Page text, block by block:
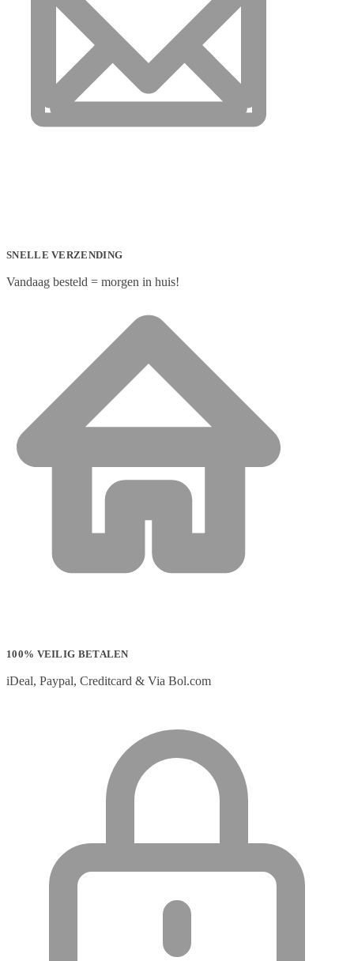
SNELLE VERZENDING
Vandaag besteld = morgen in huis!
100% VEILIG BETALEN
iDeal, Paypal, Creditcard & Via Bol.com